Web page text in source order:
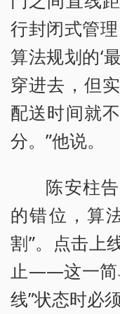
行封闭式管
算法规划的‘
穿进去，但
配送时间就
分。”他说。
陈安柱
的错位，算
割”。点击上
止——这一简
线”状态时必